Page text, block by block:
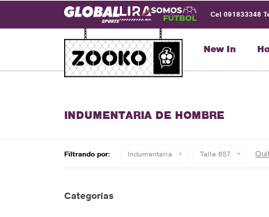
New In
Cel 091833348
INDUMENTARIA DE HOMBRE
Filtrando por: Indumentaria Talle 657
Categorías